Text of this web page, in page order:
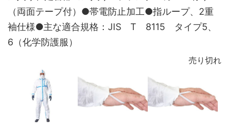
（両面テープ付）●帯電防止加工●指ループ、2重
袖仕様●主な適合規格：JIS T 8115 タイプ5、
6（化学防護服）
売り切れ